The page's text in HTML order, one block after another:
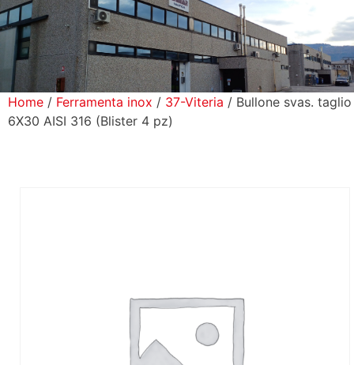
Prodotti
Home / Ferramenta inox / 37-Viteria / Bullone svas. taglio
6X30 AISI 316 (Blister 4 pz)